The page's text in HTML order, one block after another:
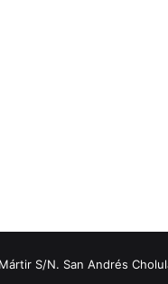
S/N. San Andrés